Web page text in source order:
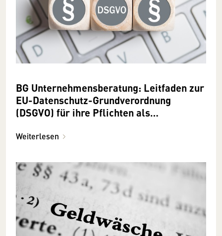
BG Unternehmensberatung: Leitfaden zur
EU-Datenschutz-Grundverordnung
(DSGVO) für ihre Pflichten als
Weiterlesen